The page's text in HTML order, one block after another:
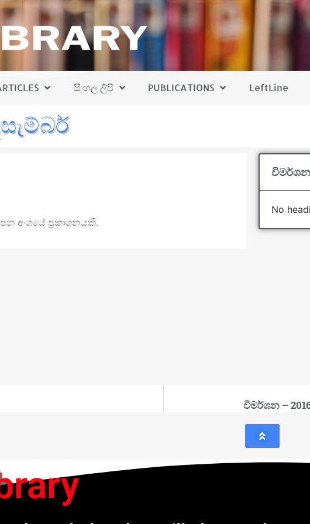
සිංහල ලිපි PUBLICATIONS LeftLine
අංශයේ ප්‍රකාශනයකි.
විමර්ශන
No
විමර්ශන –